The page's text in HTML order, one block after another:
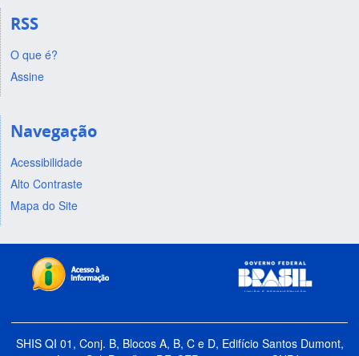
RSS
O que é?
Assine
Navegação
Acessibilidade
Alto Contraste
Mapa do Site
SHIS QI 01, Conj. B, Blocos A, B, C e D, Edifício Santos Dumont,